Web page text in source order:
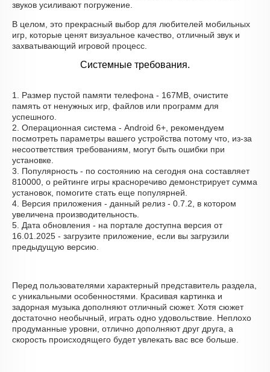
звуков усиливают погружение.
В целом, это прекрасный выбор для любителей мобильных
игр, которые ценят визуальное качество, отличный звук и
захватывающий игровой процесс.
Системные требования.
1. Размер пустой памяти телефона - 167MB, очистите
память от ненужных игр, файлов или программ для
успешного.
2. Операционная система - Android 6+, рекомендуем
посмотреть параметры вашего устройства потому что, из-за
несоответствия требованиям, могут быть ошибки при
установке.
3. Популярность - по состоянию на сегодня она составляет
810000, о рейтинге игры красноречиво демонстрирует сумма
установок, помогите стать еще популярней.
4. Версия приложения - данный релиз - 0.7.2, в котором
увеличена производительность.
5. Дата обновления - на портале доступна версия от
16.01.2025 - загрузите приложение, если вы загрузили
предыдущую версию.
Перед пользователями характерный представитель раздела,
с уникальными особенностями. Красивая картинка и
задорная музыка дополняют отличный сюжет. Хотя сюжет
достаточно необычный, играть одно удовольствие. Неплохо
продуманные уровни, отлично дополняют друг друга, а
скорость происходящего будет увлекать вас все больше.